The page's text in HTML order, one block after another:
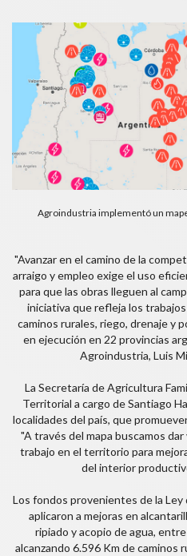
Agroindustria implementó un
"Avanzar en el camino de la
arraigo y empleo exige el uso
para que las obras lleguen al
iniciativa que refleja los
caminos rurales, riego, drenaje y
en ejecución en 22 provincias
Agroindustria, Luis
La Secretaría de Agricultura
Territorial a cargo de Santiago
localidades del país, que
"A través del mapa buscamos
trabajo en el territorio para
del interior
Los fondos provenientes de la
aplicaron a mejoras en
ripiado y acopio de agua,
alcanzando 6.596 Km de caminos